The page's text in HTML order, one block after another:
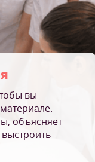
вы
объясняет